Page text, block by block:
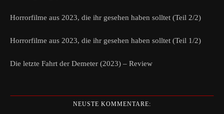
Horrorfilme aus 2023, die ihr gesehen haben solltet (Teil 2/2)
Horrorfilme aus 2023, die ihr gesehen haben solltet (Teil 1/2)
Die letzte Fahrt der Demeter (2023) – Review
NEUSTE KOMMENTARE: